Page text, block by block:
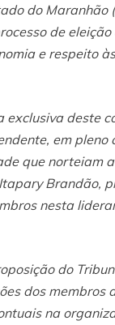
do
de
e respeito
deste
em
que norteiam
Brandão,
nesta
do
dos membros
na